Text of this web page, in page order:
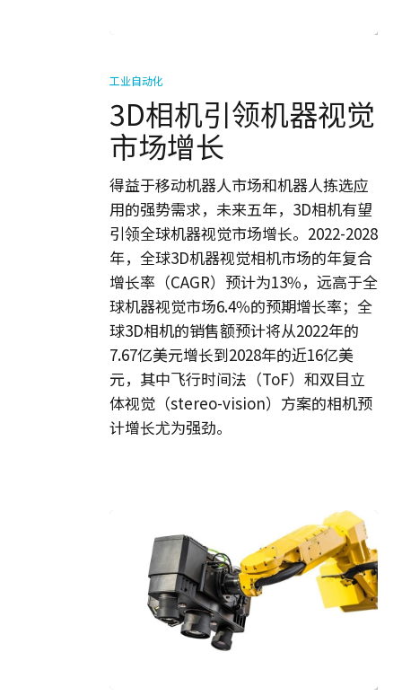
相
引
领
机
器
视
觉
市
场
增
长
工业自动化
3D相机引领机器视觉
市场增长
得益于移动机器人市场和机器人拣选应
用的强势需求，未来五年，3D相机有望
引领全球机器视觉市场增长。2022-2028
年，全球3D机器视觉相机市场的年复合
增长率（CAGR）预计为13%，远高于全
球机器视觉市场6.4%的预期增长率；全
球3D相机的销售额预计将从2022年的
7.67亿美元增长到2028年的近16亿美
元，其中飞行时间法（ToF）和双目立
体视觉（stereo-vision）方案的相机预
计增长尤为强劲。